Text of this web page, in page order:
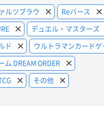
ルツブラウ Reバース
デュエル・マスターズ
ド
ウルトラマンカードゲ
DREAM ORDER
その他